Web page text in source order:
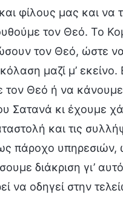
φίλους μας και να
τον Θεό. Το
τον Θεό, ώστε
μαζί μ’
τον Θεό ή να
Σατανά κι έχουμε
και τις
πάροχο
διάκριση γι’
οδηγεί στην